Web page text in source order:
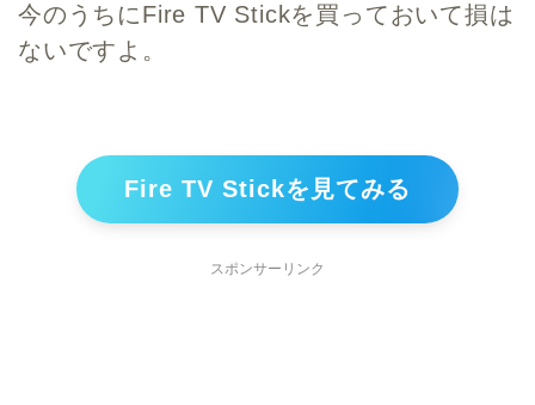
今のうちにFire TV Stickを買っておいて損は
ないですよ。
Fire TV Stickを見てみる
スポンサーリンク